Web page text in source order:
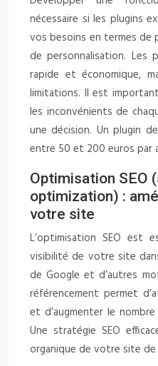
nécessaire si les plugins
vos besoins en termes de
de personnalisation. Les
rapide et économique,
limitations. Il est
les inconvénients de
une décision. Un plugin
entre 50 et 200 euros par
Optimisation SEO
optimization) :
votre site
L’optimisation SEO est
visibilité de votre site
de Google et d’autres
référencement permet
et d’augmenter le
Une stratégie SEO
organique de votre site de